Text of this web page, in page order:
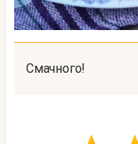
Смачного!